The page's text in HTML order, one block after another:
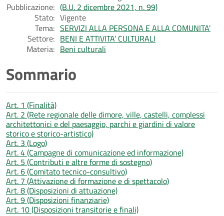
Pubblicazione: (B.U. 2 dicembre 2021, n. 99)
Stato: Vigente
Tema: SERVIZI ALLA PERSONA E ALLA COMUNITA’
Settore: BENI E ATTIVITA’ CULTURALI
Materia: Beni culturali
Sommario
Art. 1 (Finalità)
Art. 2 (Rete regionale delle dimore, ville, castelli, complessi
architettonici e del paesaggio, parchi e giardini di valore
storico e storico-artistico)
Art. 3 (Logo)
Art. 4 (Campagne di comunicazione ed informazione)
Art. 5 (Contributi e altre forme di sostegno)
Art. 6 (Comitato tecnico-consultivo)
Art. 7 (Attivazione di formazione e di spettacolo)
Art. 8 (Disposizioni di attuazione)
Art. 9 (Disposizioni finanziarie)
Art. 10 (Disposizioni transitorie e finali)